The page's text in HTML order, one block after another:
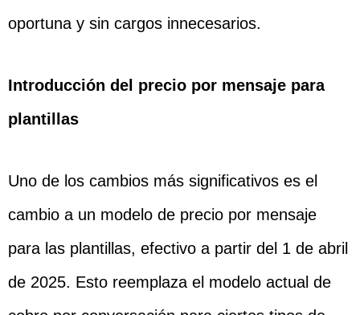
oportuna y sin cargos innecesarios.
Introducción del precio por mensaje para
plantillas
Uno de los cambios más significativos es el
cambio a un modelo de precio por mensaje
para las plantillas, efectivo a partir del 1 de abril
de 2025. Esto reemplaza el modelo actual de